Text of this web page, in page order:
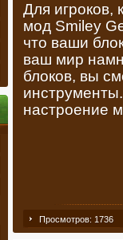
Для игроков,
мод Smiley
что ваши
ваш мир
блоков, вы
настроение
Просмотров: 1736